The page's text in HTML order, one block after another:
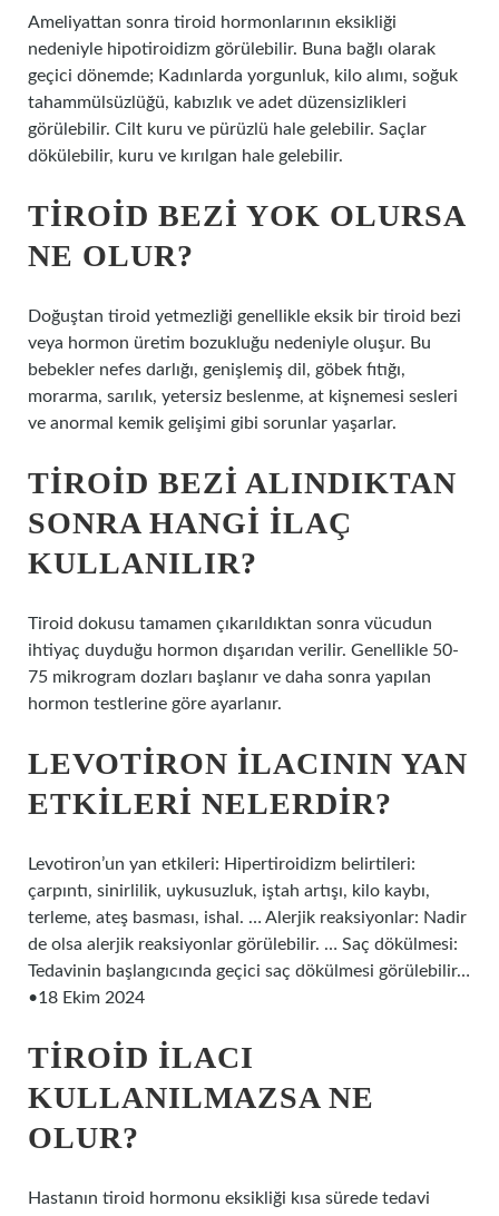
Ameliyattan sonra tiroid hormonlarının eksikliği
nedeniyle hipotiroidizm görülebilir. Buna bağlı olarak
geçici dönemde; Kadınlarda yorgunluk, kilo alımı, soğuk
tahammülsüzlüğü, kabızlık ve adet düzensizlikleri
görülebilir. Cilt kuru ve pürüzlü hale gelebilir. Saçlar
dökülebilir, kuru ve kırılgan hale gelebilir.
TIROID BEZI YOK OLURSA
NE OLUR?
Doğuştan tiroid yetmezliği genellikle eksik bir tiroid bezi
veya hormon üretim bozukluğu nedeniyle oluşur. Bu
bebekler nefes darlığı, genişlemiş dil, göbek fıtığı,
morarma, sarılık, yetersiz beslenme, at kişnemesi sesleri
ve anormal kemik gelişimi gibi sorunlar yaşarlar.
TIROID BEZI ALINDIKTAN
SONRA HANGI ILAÇ
KULLANILIR?
Tiroid dokusu tamamen çıkarıldıktan sonra vücudun
ihtiyaç duyduğu hormon dışarıdan verilir. Genellikle 50-
75 mikrogram dozları başlanır ve daha sonra yapılan
hormon testlerine göre ayarlanır.
LEVOTIRON ILACININ YAN
ETKILERI NELERDIR?
Levotiron’un yan etkileri: Hipertiroidizm belirtileri:
çarpıntı, sinirlilik, uykusuzluk, iştah artışı, kilo kaybı,
terleme, ateş basması, ishal. … Alerjik reaksiyonlar: Nadir
de olsa alerjik reaksiyonlar görülebilir. … Saç dökülmesi:
Tedavinin başlangıcında geçici saç dökülmesi görülebilir…
•18 Ekim 2024
TIROID ILACI
KULLANILMAZSA NE
OLUR?
Hastanın tiroid hormonu eksikliği kısa sürede tedavi